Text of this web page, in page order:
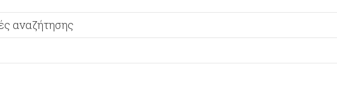
αναζήτησης